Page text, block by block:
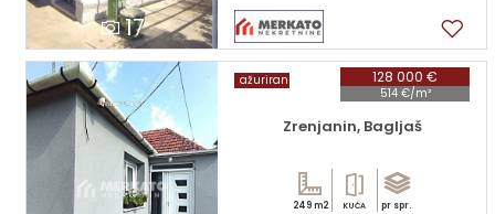
17
128 000 €
514 €/m²
ažuriran
Zrenjanin, Bagljaš
249 m2 KUĆA pr spr.